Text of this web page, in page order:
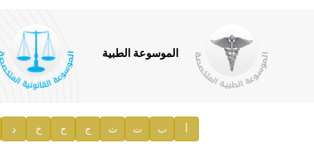
توصيات مجلس الإدارة
صدور المجلد السابع من موسوعة الآثار في سورية
إعلان..
الموسوعة الطبية
أ ب ت ث ج ح خ د